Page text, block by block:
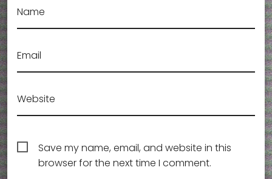
Name
Email
Website
Save my name, email, and website in this
browser for the next time I comment.